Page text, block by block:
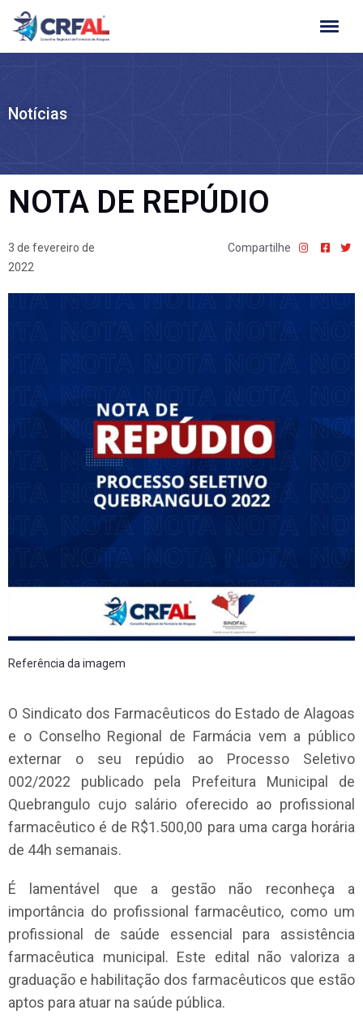
Ir
para
Notícias
NOTA DE REPÚDIO
3 de fevereiro de
2022
Compartilhe
Referência da imagem
O Sindicato dos Farmacêuticos do Estado de Alagoas
e o Conselho Regional de Farmácia vem a público
externar o seu repúdio ao Processo Seletivo
002/2022 publicado pela Prefeitura Municipal de
Quebrangulo cujo salário oferecido ao profissional
farmacêutico é de R$1.500,00 para uma carga horária
de 44h semanais.
É lamentável que a gestão não reconheça a
importância do profissional farmacêutico, como um
profissional de saúde essencial para assistência
farmacêutica municipal. Este edital não valoriza a
graduação e habilitação dos farmacêuticos que estão
aptos para atuar na saúde pública.